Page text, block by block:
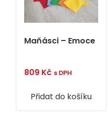
Maňásci – Emoce
809 Kč s DPH
Přidat do košíku